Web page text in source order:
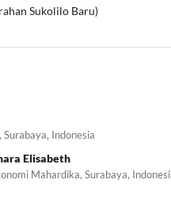
Sukolilo Baru)
Indonesia
Elisabeth
Mahardika, Surabaya,